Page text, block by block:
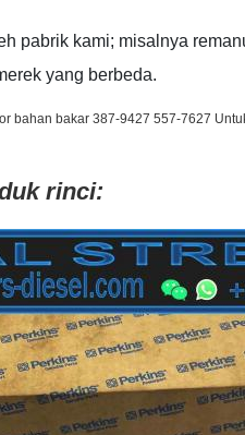
pabrik kami; misalnya
yang berbeda.
rinci: